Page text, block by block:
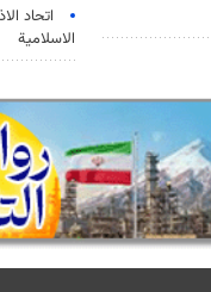
اتحاد
الاسلامية